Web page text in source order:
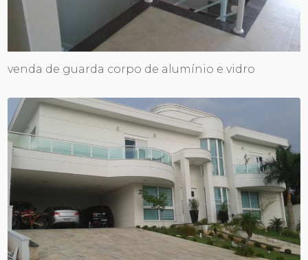
venda de guarda corpo de alumínio e vidro